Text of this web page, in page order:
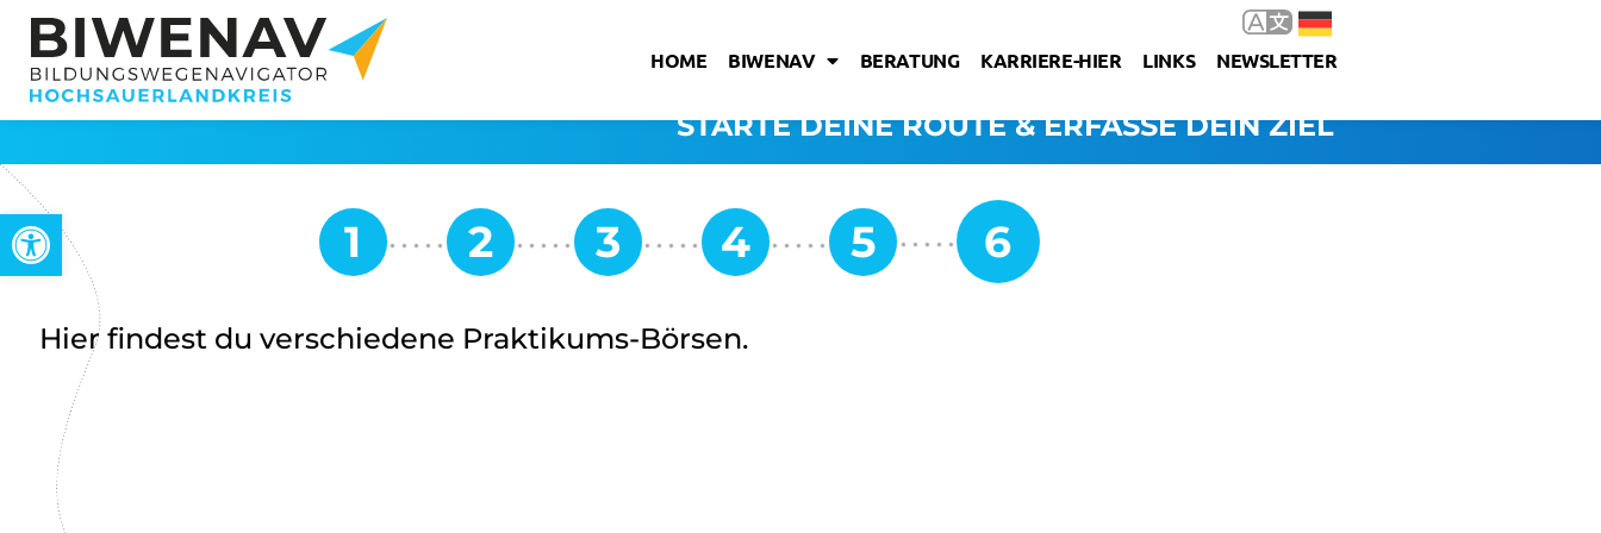
Werkzeugleiste öffnen
HOME BIWENAV BERATUNG KARRIERE-HIER LINKS NEWSLETTER
STARTE DEINE ROUTE & ERFASSE DEIN ZIEL
Hier findest du verschiedene Praktikums-Börsen.